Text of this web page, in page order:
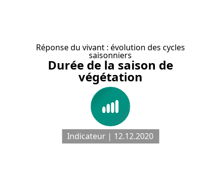
Réponse du vivant : évolution des cycles
saisonniers
Durée de la saison de
végétation
Indicateur | 12.12.2020